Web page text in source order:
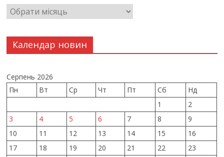
Календар новин
Серпень 2026
Пн
Вт Ср Чт Пт Сб
Нд
1
2
3
4 5 6 7 8
9
10
11 12 13 14 15
16
17
18 19 20 21 22
23